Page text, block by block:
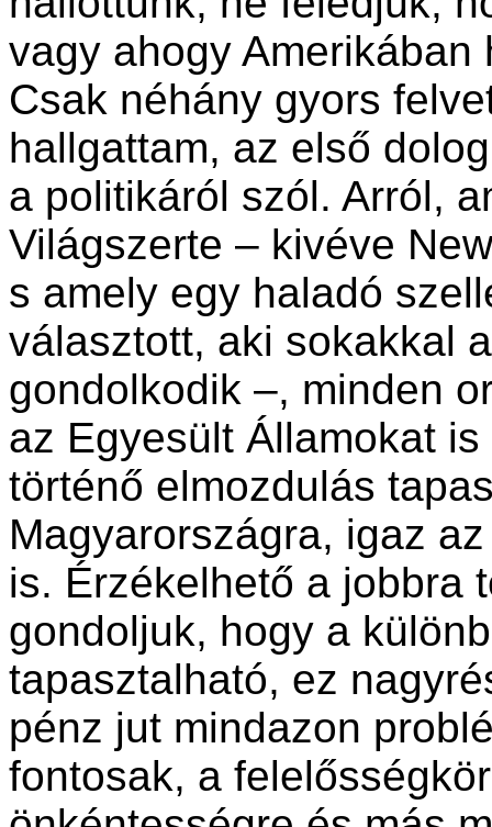
vagy ahogy
Csak néhány gyors
hallgattam, az első
a politikáról szól. Arról,
Világszerte – kivéve
s amely egy haladó
választott, aki sokakkal
gondolkodik –, minden
az Egyesült Államokat
történő elmozdulás
Magyarországra, igaz
is. Érzékelhető a jobbra
gondoljuk, hogy a
tapasztalható, ez
pénz jut mindazon
fontosak, a